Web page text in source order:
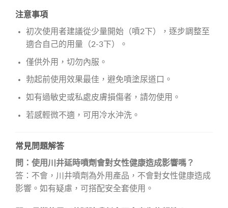
注意事項
初次使用者建議從少量開始（噴2下），逐步調整至
適合自己的用量（2-3下）。
僅供外用，切勿內服。
勃起前使用效果最佳，避免噴塗尿道口。
如有過敏史或私處皮膚損傷者，請勿使用。
若感輕微不適，可用冷水沖洗。
常見問題解答
問：使用川井延時噴劑會對女性健康造成影響嗎？
答：不會，川井噴劑為外用產品，不會對女性健康造成
影響。如有疑慮，可搭配安全套使用。